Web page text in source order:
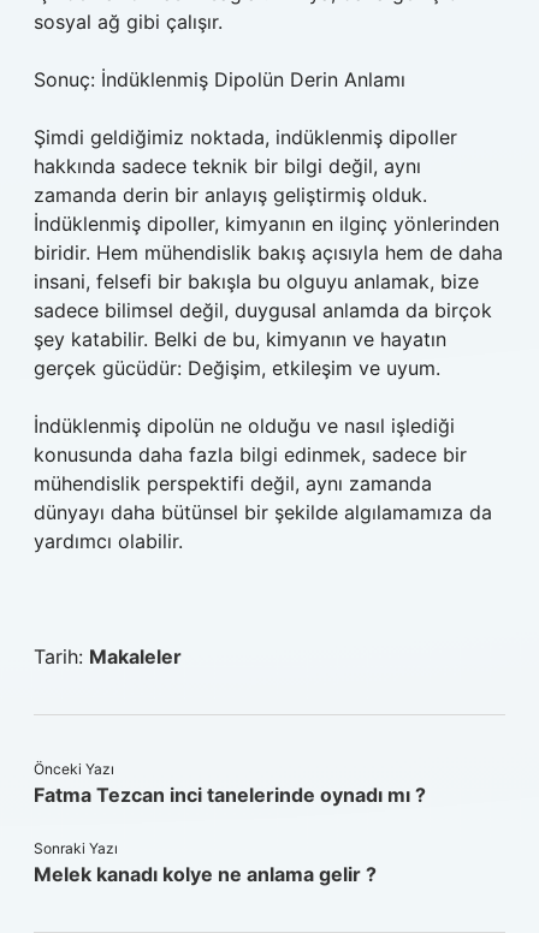
sosyal ağ gibi çalışır.
Sonuç: İndüklenmiş Dipolün Derin Anlamı
Şimdi geldiğimiz noktada, indüklenmiş dipoller
hakkında sadece teknik bir bilgi değil, aynı
zamanda derin bir anlayış geliştirmiş olduk.
İndüklenmiş dipoller, kimyanın en ilginç yönlerinden
biridir. Hem mühendislik bakış açısıyla hem de daha
insani, felsefi bir bakışla bu olguyu anlamak, bize
sadece bilimsel değil, duygusal anlamda da birçok
şey katabilir. Belki de bu, kimyanın ve hayatın
gerçek gücüdür: Değişim, etkileşim ve uyum.
İndüklenmiş dipolün ne olduğu ve nasıl işlediği
konusunda daha fazla bilgi edinmek, sadece bir
mühendislik perspektifi değil, aynı zamanda
dünyayı daha bütünsel bir şekilde algılamamıza da
yardımcı olabilir.
Tarih: Makaleler
Önceki Yazı
Fatma Tezcan inci tanelerinde oynadı mı ?
Sonraki Yazı
Melek kanadı kolye ne anlama gelir ?